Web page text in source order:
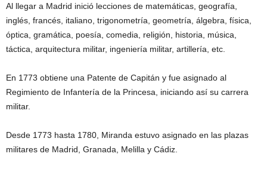
Al llegar a Madrid inició lecciones de matemáticas, geografía,
inglés, francés, italiano, trigonometría, geometría, álgebra, física,
óptica, gramática, poesía, comedia, religión, historia, música,
táctica, arquitectura militar, ingeniería militar, artillería, etc.
En 1773 obtiene una Patente de Capitán y fue asignado al
Regimiento de Infantería de la Princesa, iniciando así su carrera
militar.
Desde 1773 hasta 1780, Miranda estuvo asignado en las plazas
militares de Madrid, Granada, Melilla y Cádiz.